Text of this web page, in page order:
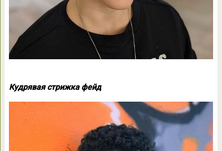
Кудрявая стрижка фейд